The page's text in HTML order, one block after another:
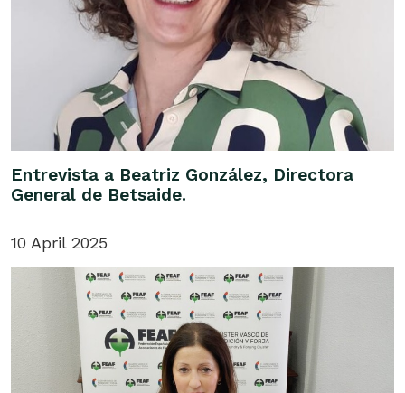
Entrevista a Beatriz González, Directora
General de Betsaide.
10 April 2025